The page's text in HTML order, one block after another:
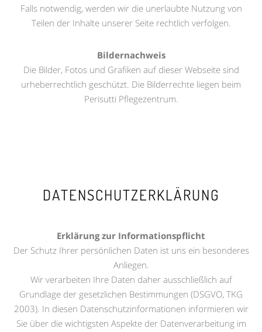
Falls notwendig, werden wir die unerlaubte Nutzung von
Teilen der Inhalte unserer Seite rechtlich verfolgen.
Bildernachweis
Die Bilder, Fotos und Grafiken auf dieser Webseite sind
urheberrechtlich geschützt. Die Bilderrechte liegen beim
Perisutti Pflegezentrum.
DATENSCHUTZERKLÄRUNG
Erklärung zur Informationspflicht
Der Schutz Ihrer persönlichen Daten ist uns ein besonderes
Anliegen.
Wir verarbeiten Ihre Daten daher ausschließlich auf
Grundlage der gesetzlichen Bestimmungen (DSGVO, TKG
2003). In diesen Datenschutzinformationen informieren wir
Sie über die wichtigsten Aspekte der Datenverarbeitung im